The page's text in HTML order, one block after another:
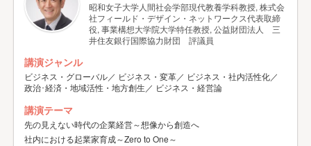
昭和女子大学人間社会学部現代教養学科教授, 株式会
社フィールド・デザイン・ネットワークス代表取締
役, 事業構想大学院大学特任教授, 公益財団法人 三
井住友銀行国際協力財団 評議員
講演ジャンル
ビジネス・グローバル／ ビジネス・変革／ ビジネス・社内活性化／
政治･経済・地域活性・地方創生／ ビジネス・経営論
講演テーマ
先の見えない時代の企業経営～想像から創造へ
社内における起業家育成～Zero to One～